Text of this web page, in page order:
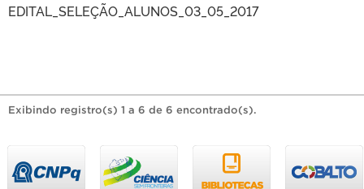
EDITAL_SELEÇÃO_ALUNOS_03_05_2017
Exibindo registro(s) 1 a 6 de 6 encontrado(s).